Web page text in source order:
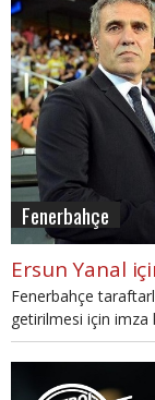
Fenerbahçe
Fenerbahçe
getirilmesi için imza